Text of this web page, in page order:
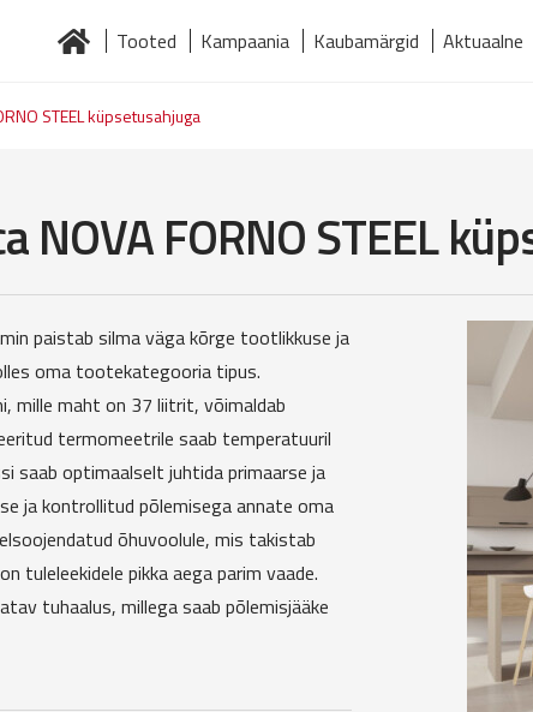
Tooted Kampaania Kaubamärgid Aktuaalne
STEEL küpsetusahjuga
NOVA FORNO STEEL
paistab silma väga kõrge tootlikkuse ja
oma tootekategooria tipus.
mille maht on 37 liitrit, võimaldab
termomeetrile saab temperatuuril
saab optimaalselt juhtida primaarse ja
ja kontrollitud põlemisega annate oma
õhuvoolule, mis takistab
tuleleekidele pikka aega parim vaade.
tuhaalus, millega saab põlemisjääke